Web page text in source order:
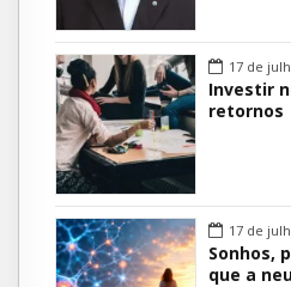
17 de
Investir
retornos
17 de
Sonhos,
que a